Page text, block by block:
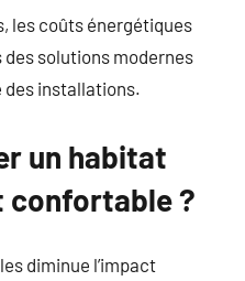
les coûts énergétiques
solutions modernes
des installations.
un habitat
confortable ?
diminue l’impact